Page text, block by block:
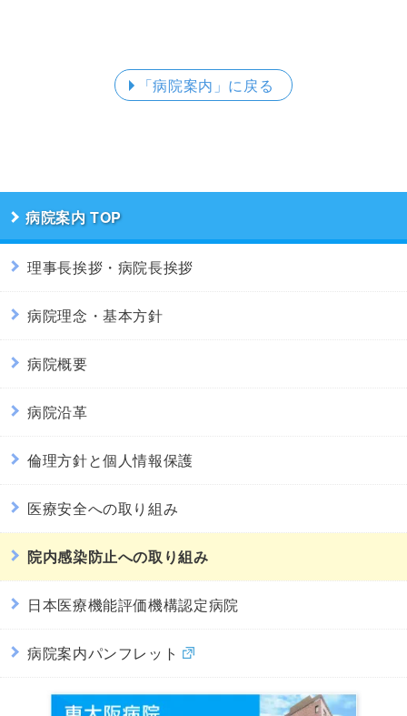
「病院案内」 に戻る
病院案内
理事長挨拶・病院長挨拶
病院理念・基本方針
病院概要
病院沿革
倫理方針と個人情報保護
医療安全への取り組み
院内感染防止への取り組み
日本医療機能評価機構認定病院
病院案内パンフレット